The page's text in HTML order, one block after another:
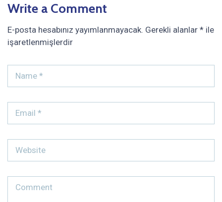
Write a Comment
E-posta hesabınız yayımlanmayacak. Gerekli alanlar * ile
işaretlenmişlerdir